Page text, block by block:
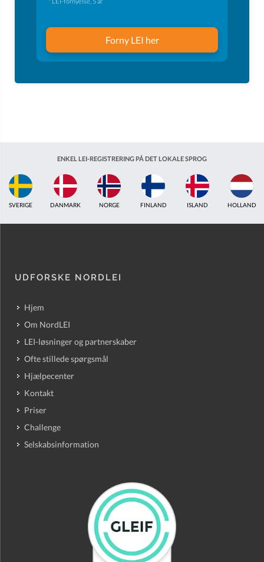
Forny LEI her
ENKEL LEI-REGISTRERING PÅ DET LOKALE SPROG
ISLAND HOLLAND STORBRITANNIEN INDIEN ESTLAND
UDFORSKE NORDLEI
Hjem
Om NordLEI
LEI-løsninger og partnerskaber
Ofte stillede spørgsmål
Hjælpecenter
Kontakt
Priser
Challenge
Selskabsinformation